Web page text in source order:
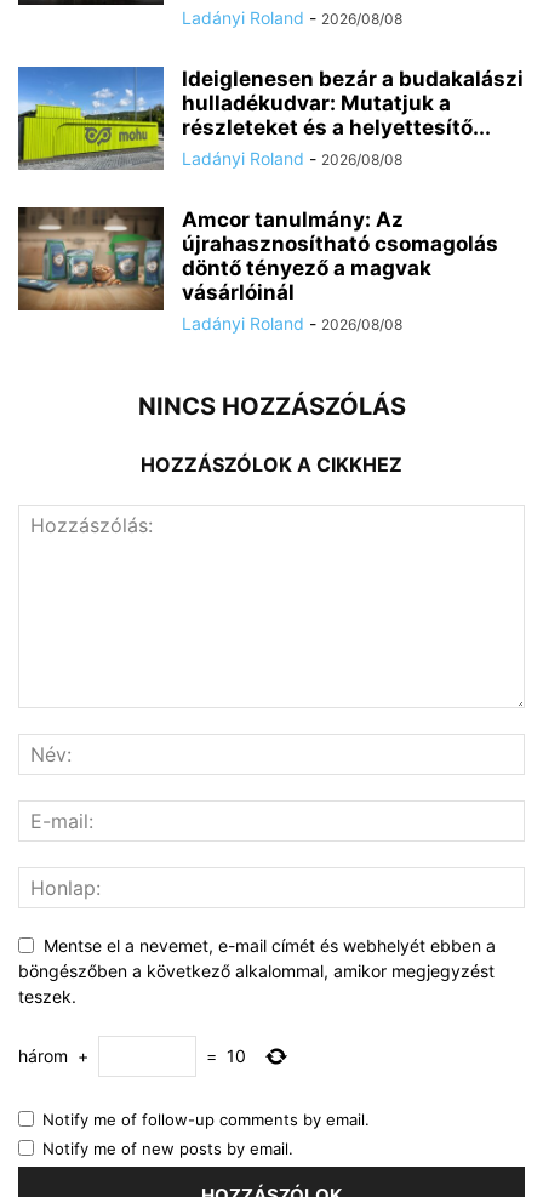
Ladányi Roland - 2026/08/08
Ideiglenesen bezár a budakalászi
hulladékudvar: Mutatjuk a
részleteket és a helyettesítő...
Ladányi Roland - 2026/08/08
Amcor tanulmány: Az
újrahasznosítható csomagolás
döntő tényező a magvak
vásárlóinál
Ladányi Roland - 2026/08/08
NINCS HOZZÁSZÓLÁS
HOZZÁSZÓLOK A CIKKHEZ
Mentse el a nevemet, e-mail címét és webhelyét ebben a
böngészőben a következő alkalommal, amikor megjegyzést
teszek.
három + = 10
Notify me of follow-up comments by email.
Notify me of new posts by email.